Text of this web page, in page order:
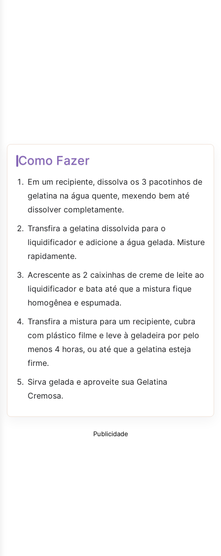
Como Fazer
Em um recipiente, dissolva os 3 pacotinhos de
gelatina na água quente, mexendo bem até
dissolver completamente.
Transfira a gelatina dissolvida para o
liquidificador e adicione a água gelada. Misture
rapidamente.
Acrescente as 2 caixinhas de creme de leite ao
liquidificador e bata até que a mistura fique
homogênea e espumada.
Transfira a mistura para um recipiente, cubra
com plástico filme e leve à geladeira por pelo
menos 4 horas, ou até que a gelatina esteja
firme.
Sirva gelada e aproveite sua Gelatina
Cremosa.
Publicidade